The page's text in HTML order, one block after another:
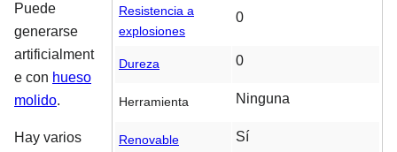
Resistencia a
explosiones
0
Dureza 0
Herramienta Ninguna
Renovable Sí
Puede
generarse
artificialment
e con hueso
molido.
Hay varios